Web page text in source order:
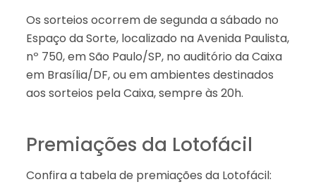
Os sorteios ocorrem de segunda a sábado no
Espaço da Sorte, localizado na Avenida Paulista,
nº 750, em São Paulo/SP, no auditório da Caixa
em Brasília/DF, ou em ambientes destinados
aos sorteios pela Caixa, sempre às 20h.
Premiações da Lotofácil
Confira a tabela de premiações da Lotofácil: